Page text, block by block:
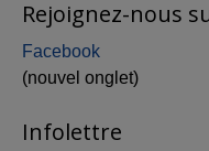
Rejoignez-nous
Facebook
(nouvel onglet)
Infolettre